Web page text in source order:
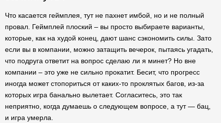
Что касается геймплея, тут не пахнет имбой, но и не полный
провал. Геймплей плоский – вы просто выбираете варианты,
которые, как на худой конец, дают шанс сэкономить силы. Зато
если вы в компании, можно затащить вечерок, пытаясь угадать,
что подруга ответит на вопрос сделаю ли я минет? Но вне
компании – это уже не сильно прокатит. Бесит, что прогресс
иногда может стопориться от каких-то проклятых багов, из-за
которых игра банально вылетает. Согласитесь, это так
неприятно, когда думаешь о следующем вопросе, а тут — бац,
и игра умерла.